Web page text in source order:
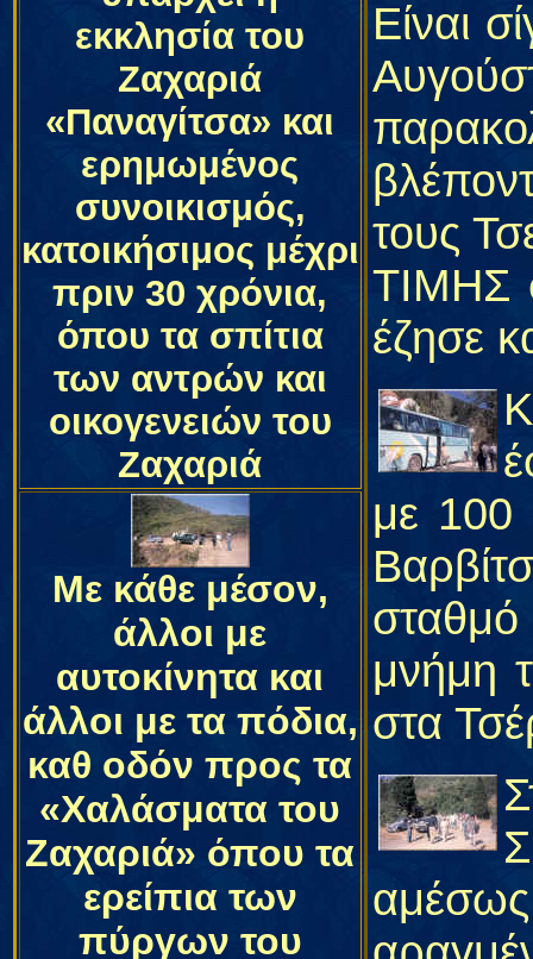
εκκλησία του
Ζαχαριά
«Παναγίτσα» και
ερημωμένος
συνοικισμός,
κατοικήσιμος μέχρι
πριν 30 χρόνια,
όπου τα σπίτια
των αντρών και
οικογενειών του
Ζαχαριά
Με κάθε μέσον,
άλλοι με
αυτοκίνητα και
άλλοι με τα πόδια,
καθ οδόν προς τα
«Χαλάσματα του
Ζαχαριά» όπου τα
ερείπια των
πύργων του
Είναι
τους
ΤΙΜΗΣ
έζησε
με 100
μνήμη
στα